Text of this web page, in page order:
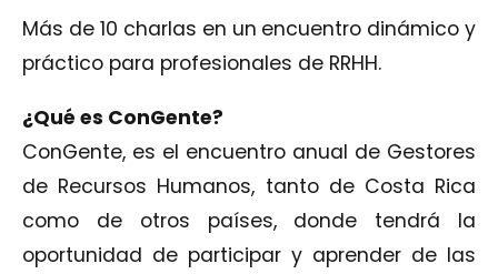
Más de 10 charlas en un encuentro dinámico y
práctico para profesionales de RRHH.
¿Qué es ConGente?
ConGente, es el encuentro anual de Gestores
de Recursos Humanos, tanto de Costa Rica
como de otros países, donde tendrá la
oportunidad de participar y aprender de las